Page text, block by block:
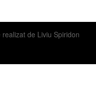
de Liviu Spiridon